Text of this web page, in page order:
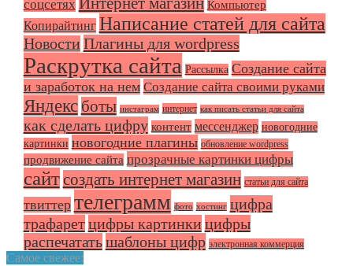
соцсетях
Компьютер
Копирайтинг Написание статей для сайта
Новости Плагины для wordpress
Раскрутка сайта Рассылка Создание сайта
и заработок на нем Создание сайта своими руками
Яндекс боты инстаграм интернет как писать статьи для сайта
как сделать цифру контент мессенджер новогодние
картинки новогодние плагины обновление wordpress
продвижение сайта прозрачные картинки цифры
сайтсоздать интернет магазин статьи для сайта
твиттер телеграмм фото хостинг цифра
трафарет цифры картинки цифры
распечатать шаблоны цифр электронная коммерция
Самое свежее: